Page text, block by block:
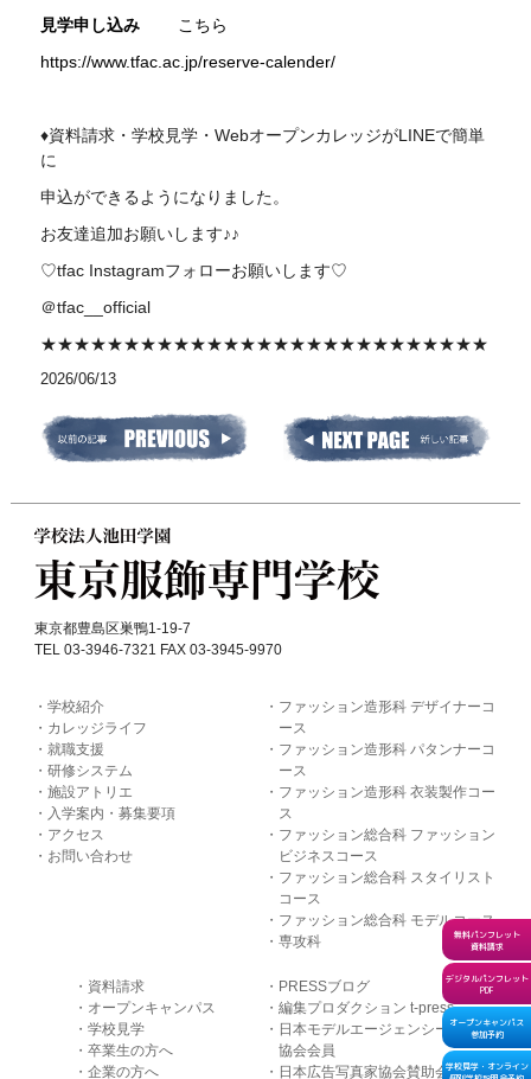
見学申し込み
こちら
https://www.tfac.ac.jp/reserve-calender/
♦資料請求・学校見学・WebオープンカレッジがLINEで簡単
に
申込ができるようになりました。
お友達追加お願いします♪♪
♡tfac Instagramフォローお願いします♡
＠tfac__official
★★★★★★★★★★★★★★★★★★★★★★★★★★★
2026/06/13
東京都豊島区巣鴨1-19-7
TEL 03-3946-7321 FAX 03-3945-9970
学校紹介
カレッジライフ
就職支援
研修システム
施設アトリエ
入学案内・募集要項
アクセス
お問い合わせ
ファッション造形科 デザイナーコ
ース
ファッション造形科 パタンナーコ
ース
ファッション造形科 衣装製作コー
ス
ファッション総合科 ファッション
ビジネスコース
ファッション総合科 スタイリスト
コース
ファッション総合科 モデルコース
専攻科
資料請求
オープンキャンパス
学校見学
卒業生の方へ
企業の方へ
PRESSブログ
編集プロダクション t-press
日本モデルエージェンシー
協会会員
日本広告写真家協会賛助会
無料パンフレット
資料請求
デジタルパンフレット
PDF
オープンキャンパス
参加予約
学校見学・オンライン